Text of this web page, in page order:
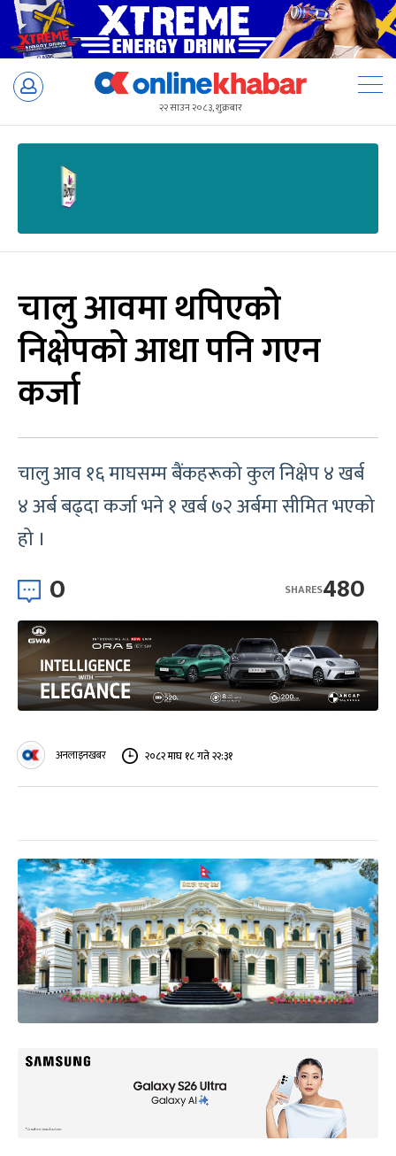
Skip
२२ साउन २०८३, शुक्रबार
चालु आवमा थपिएको
निक्षेपको आधा पनि गएन
कर्जा
चालु आव १६ माघसम्म बैंकहरूको कुल निक्षेप ४ खर्ब
४ अर्ब बढ्दा कर्जा भने १ खर्ब ७२ अर्बमा सीमित भएको
हो ।
0 480
SHARES
अनलाइनखबर २०८२ माघ १८ गते २२:३१